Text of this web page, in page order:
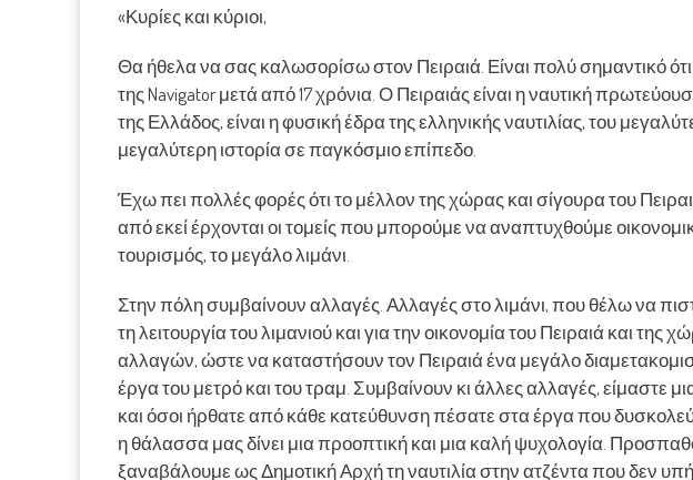
«Κυρίες και κύριοι,
Θα ήθελα να σας καλωσορίσω στον Πειραιά. Είναι πολύ σημαντικό ότι
της Navigator μετά από 17 χρόνια. Ο Πειραιάς είναι η ναυτική
της Ελλάδος, είναι η φυσική έδρα της ελληνικής ναυτιλίας, του
μεγαλύτερη ιστορία σε παγκόσμιο επίπεδο.
Έχω πει πολλές φορές ότι το μέλλον της χώρας και σίγουρα του
από εκεί έρχονται οι τομείς που μπορούμε να αναπτυχθούμε
τουρισμός, το μεγάλο λιμάνι.
Στην πόλη συμβαίνουν αλλαγές. Αλλαγές στο λιμάνι, που θέλω να
τη λειτουργία του λιμανιού και για την οικονομία του Πειραιά και
αλλαγών, ώστε να καταστήσουν τον Πειραιά ένα μεγάλο
έργα του μετρό και του τραμ. Συμβαίνουν κι άλλες αλλαγές, είμαστε
και όσοι ήρθατε από κάθε κατεύθυνση πέσατε στα έργα που
η θάλασσα μας δίνει μια προοπτική και μια καλή ψυχολογία.
ξαναβάλουμε ως Δημοτική Αρχή τη ναυτιλία στην ατζέντα που δεν